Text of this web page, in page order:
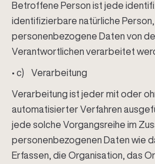
Betroffene Person ist jede
identifizierbare natürliche
personenbezogene Daten von
Verantwortlichen verarbeitet
• c) Verarbeitung
Verarbeitung ist jeder mit oder
automatisierter Verfahren
jede solche Vorgangsreihe im
personenbezogenen Daten wie
Erfassen, die Organisation, das